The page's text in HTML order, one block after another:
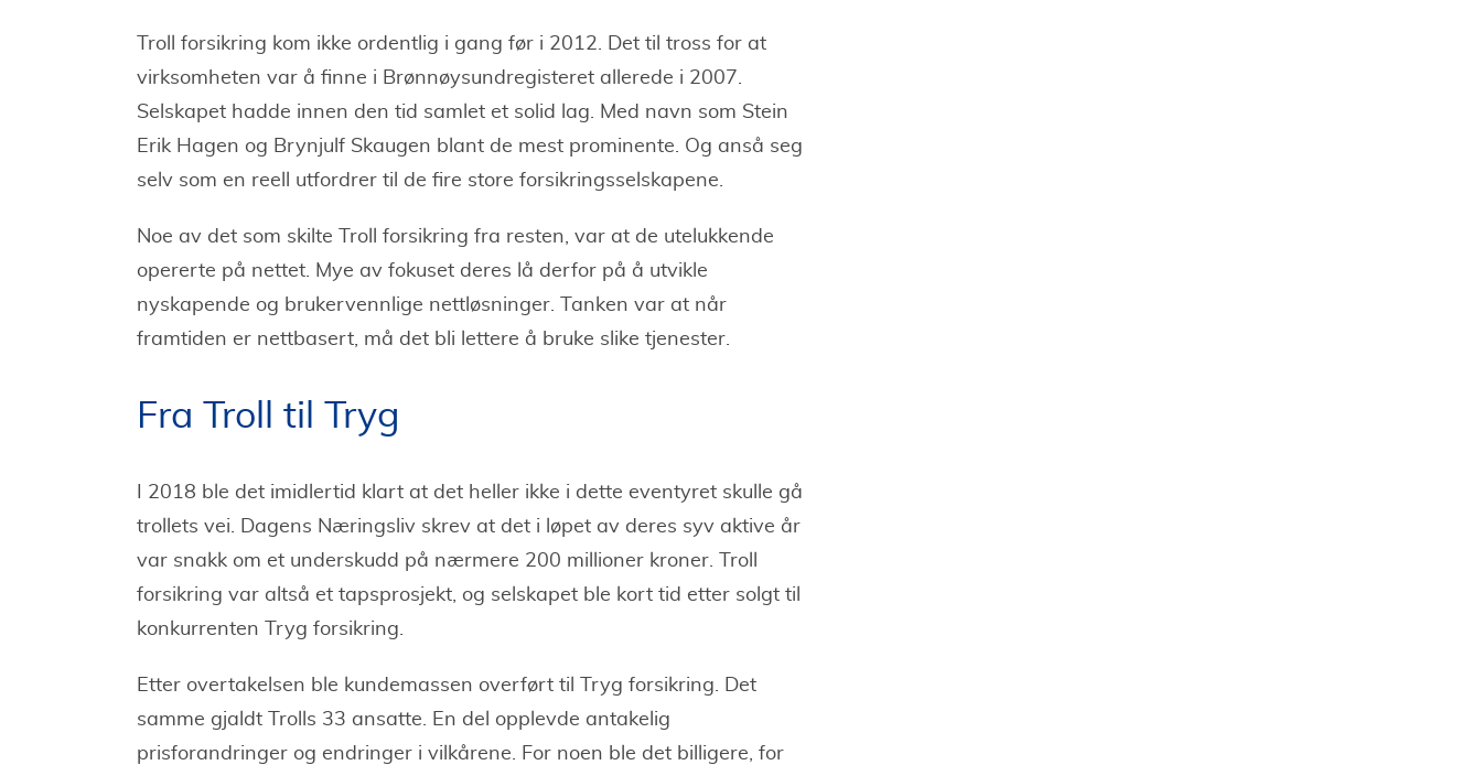
Troll forsikring kom ikke ordentlig i gang før i 2012. Det til tross for at
virksomheten var å finne i Brønnøysundregisteret allerede i 2007.
Selskapet hadde innen den tid samlet et solid lag. Med navn som Stein
Erik Hagen og Brynjulf Skaugen blant de mest prominente. Og anså seg
selv som en reell utfordrer til de fire store forsikringsselskapene.
Noe av det som skilte Troll forsikring fra resten, var at de utelukkende
opererte på nettet. Mye av fokuset deres lå derfor på å utvikle
nyskapende og brukervennlige nettløsninger. Tanken var at når
framtiden er nettbasert, må det bli lettere å bruke slike tjenester.
Fra Troll til Tryg
I 2018 ble det imidlertid klart at det heller ikke i dette eventyret skulle gå
trollets vei. Dagens Næringsliv skrev at det i løpet av deres syv aktive år
var snakk om et underskudd på nærmere 200 millioner kroner. Troll
forsikring var altså et tapsprosjekt, og selskapet ble kort tid etter solgt til
konkurrenten Tryg forsikring.
Etter overtakelsen ble kundemassen overført til Tryg forsikring. Det
samme gjaldt Trolls 33 ansatte. En del opplevde antakelig
prisforandringer og endringer i vilkårene. For noen ble det billigere, for